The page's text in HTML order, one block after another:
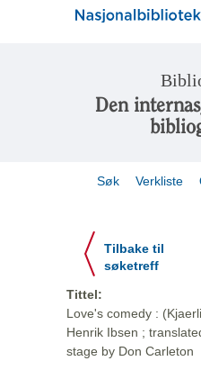
Den
Søk Verkliste
Tilbake til
søketreff
Tittel:
Love's comedy :
Henrik Ibsen ;
stage by Don Carleton